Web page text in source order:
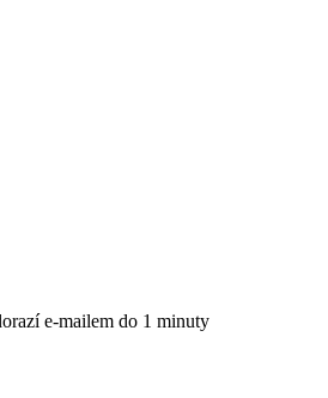
e-mailem do 1 minuty